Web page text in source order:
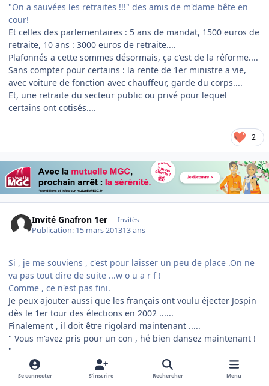
"On a sauvées les retraites !!!" des amis de m'dame bête en
cour!
Et celles des parlementaires : 5 ans de mandat, 1500 euros de
retraite, 10 ans : 3000 euros de retraite....
Plafonnés a cette sommes désormais, ça c'est de la réforme....
Sans compter pour certains : la rente de 1er ministre a vie,
avec voiture de fonction avec chauffeur, garde du corps....
Et, une retraite du secteur public ou privé pour lequel
certains ont cotisés....
2
Invité Gnafron 1er Invités
Publication: 15 mars 201313 ans
Si , je me souviens , c'est pour laisser un peu de place .On ne
va pas tout dire de suite ...w o u a r f !
Comme , ce n'est pas fini.
Je peux ajouter aussi que les français ont voulu éjecter Jospin
dès le 1er tour des élections en 2002 ......
Finalement , il doit être rigolard maintenant .....
" Vous m'avez pris pour un con , hé bien dansez maintenant !
"
w o u a r f !
Se connecter S’inscrire Rechercher Menu